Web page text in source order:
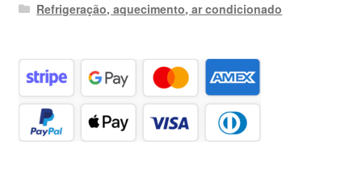
Refrigeração, aquecimento, ar condicionado